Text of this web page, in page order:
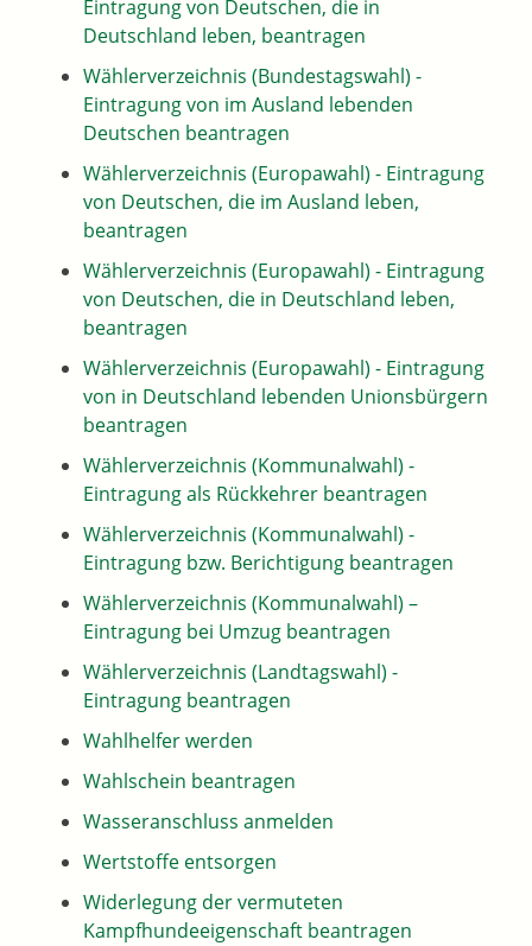
Eintragung von Deutschen, die in
Deutschland leben, beantragen
Wählerverzeichnis (Bundestagswahl) -
Eintragung von im Ausland lebenden
Deutschen beantragen
Wählerverzeichnis (Europawahl) - Eintragung
von Deutschen, die im Ausland leben,
beantragen
Wählerverzeichnis (Europawahl) - Eintragung
von Deutschen, die in Deutschland leben,
beantragen
Wählerverzeichnis (Europawahl) - Eintragung
von in Deutschland lebenden Unionsbürgern
beantragen
Wählerverzeichnis (Kommunalwahl) -
Eintragung als Rückkehrer beantragen
Wählerverzeichnis (Kommunalwahl) -
Eintragung bzw. Berichtigung beantragen
Wählerverzeichnis (Kommunalwahl) –
Eintragung bei Umzug beantragen
Wählerverzeichnis (Landtagswahl) -
Eintragung beantragen
Wahlhelfer werden
Wahlschein beantragen
Wasseranschluss anmelden
Wertstoffe entsorgen
Widerlegung der vermuteten
Kampfhundeeigenschaft beantragen